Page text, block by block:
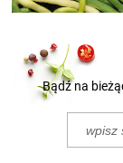
Bądź na